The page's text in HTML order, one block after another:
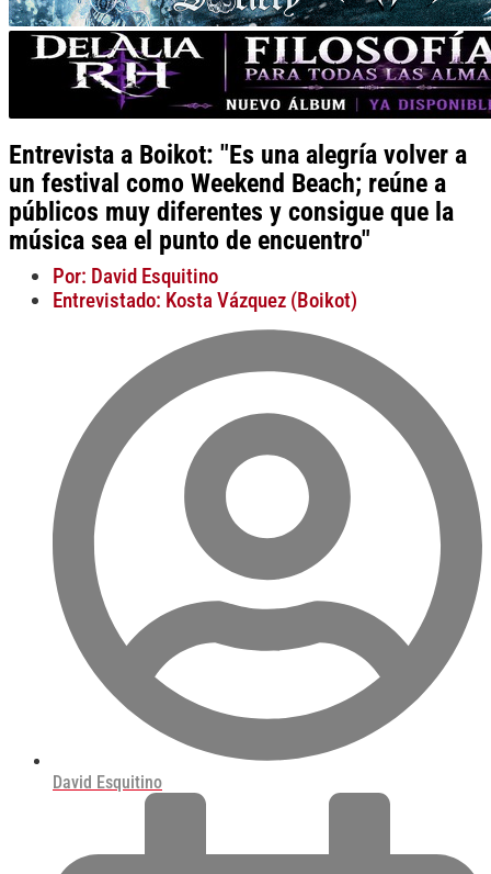
Entrevista a Boikot: "Es una alegría volver a
un festival como Weekend Beach; reúne a
públicos muy diferentes y consigue que la
música sea el punto de encuentro"
Por: David Esquitino
Entrevistado: Kosta Vázquez (Boikot)
David Esquitino